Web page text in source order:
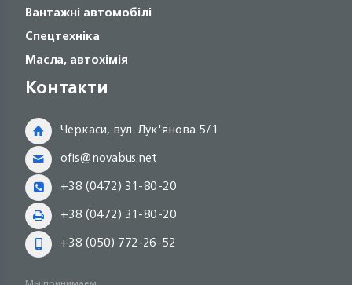
Вантажні автомобілі
Спецтехніка
Масла, автохімія
Контакти
Черкаси, вул. Лук'янова 5/1
ofis@novabus.net
+38 (0472) 31-80-20
+38 (0472) 31-80-20
+38 (050) 772-26-52